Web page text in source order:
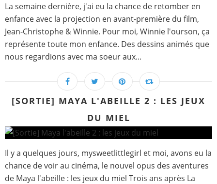
La semaine dernière, j'ai eu la chance de retomber en
enfance avec la projection en avant-première du film,
Jean-Christophe & Winnie. Pour moi, Winnie l'ourson, ça
représente toute mon enfance. Des dessins animés que
nous regardions avec ma soeur aux...
[SORTIE] MAYA L'ABEILLE 2 : LES JEUX
DU MIEL
Il y a quelques jours, mysweetlittlegirl et moi, avons eu la
chance de voir au cinéma, le nouvel opus des aventures
de Maya l'abeille : les jeux du miel Trois ans après La